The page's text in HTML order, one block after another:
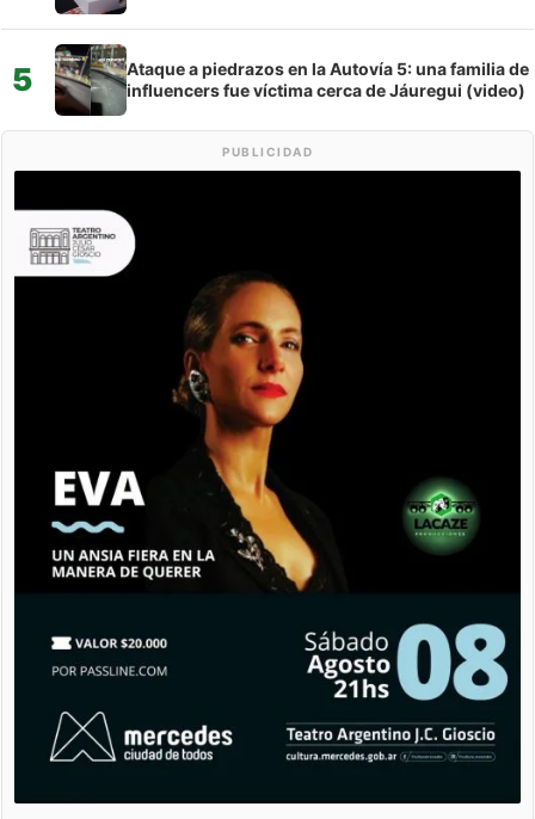
5
Ataque a piedrazos en la Autovía 5: una familia de
influencers fue víctima cerca de Jáuregui (video)
PUBLICIDAD